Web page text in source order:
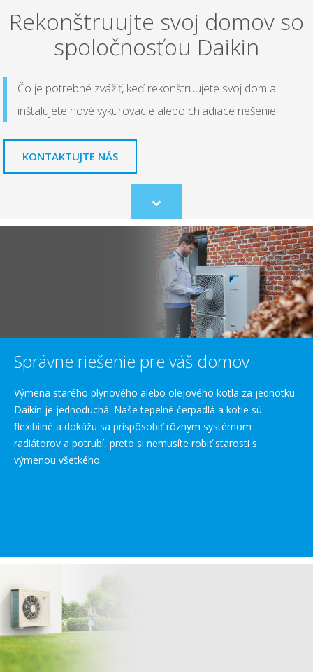
Rekonštruujte svoj domov so
spoločnosťou Daikin
Čo je potrebné zvážiť, keď rekonštruujete svoj dom a
inštalujete nové vykurovacie alebo chladiace riešenie.
KONTAKTUJTE NÁS
Scroll
to
content
Správne riešenie pre váš domov
Výmena starého plynového alebo olejového kotla za jednotku
Daikin je jednoduchá. Naše tepelné čerpadlá a kotle sú
flexibilné a dokážu sa prispôsobiť rôznym systémom
radiátorov a potrubí, preto si nemusíte robiť starosti s
výmenou všetkého.